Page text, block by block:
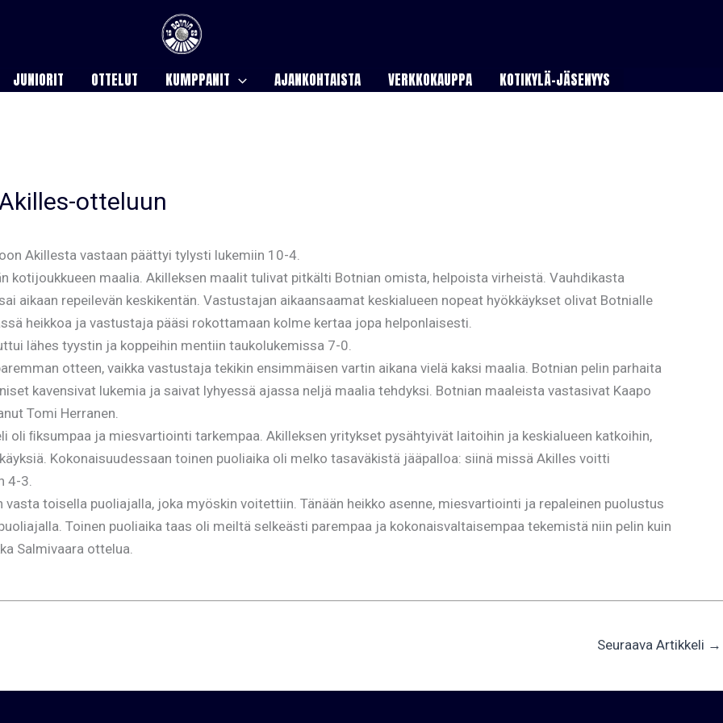
JUNIORIT OTTELUT KUMPPANIT AJANKOHTAISTA VERKKOKAUPPA KOTIKYLÄ-JÄSENYYS
otteluun
Akillesta vastaan päättyi tylysti lukemiin 10-4.
kotijoukkueen maalia. Akilleksen maalit tulivat pitkälti Botnian omista, helpoista virheistä. Vauhdikasta
aikaan repeilevän keskikentän. Vastustajan aikaansaamat keskialueen nopeat hyökkäykset olivat Botnialle
heikkoa ja vastustaja pääsi rokottamaan kolme kertaa jopa helponlaisesti.
lähes tyystin ja koppeihin mentiin taukolukemissa 7-0.
otteen, vaikka vastustaja tekikin ensimmäisen vartin aikana vielä kaksi maalia. Botnian pelin parhaita
kavensivat lukemia ja saivat lyhyessä ajassa neljä maalia tehdyksi. Botnian maaleista vastasivat Kaapo
Tomi Herranen.
ﬁksumpaa ja miesvartiointi tarkempaa. Akilleksen yritykset pysähtyivät laitoihin ja keskialueen katkoihin,
Kokonaisuudessaan toinen puoliaika oli melko tasaväkistä jääpalloa: siinä missä Akilles voitti
4-3.
vasta toisella puoliajalla, joka myöskin voitettiin. Tänään heikko asenne, miesvartiointi ja repaleinen puolustus
Toinen puoliaika taas oli meiltä selkeästi parempaa ja kokonaisvaltaisempaa tekemistä niin pelin kuin
Salmivaara ottelua.
Seuraava Artikkeli →